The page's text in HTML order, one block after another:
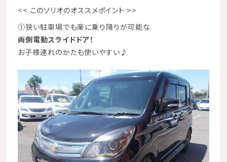
<< このソリオのオススメポイント >>
①狭い駐車場でも楽に乗り降りが可能な
両側電動スライドドア！
お子様連れのかたも使いやすい♪